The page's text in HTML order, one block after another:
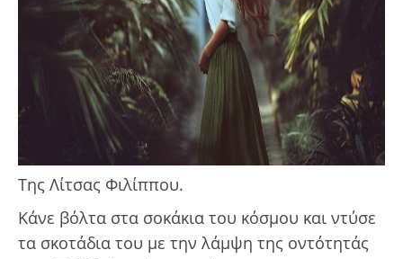
Της Λίτσας Φιλίππου.
Κάνε βόλτα στα σοκάκια του κόσμου και ντύσε
τα σκοτάδια του με την λάμψη της οντότητάς